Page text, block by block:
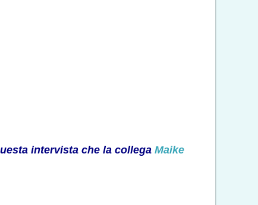
intervista che la collega Maike